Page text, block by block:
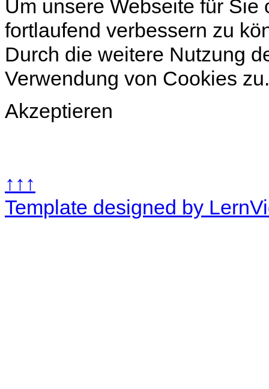
Um unsere Webseite für
fortlaufend verbessern zu
Durch die weitere Nutzung
Verwendung von Cookies
Akzeptieren
↑↑↑
Template designed by